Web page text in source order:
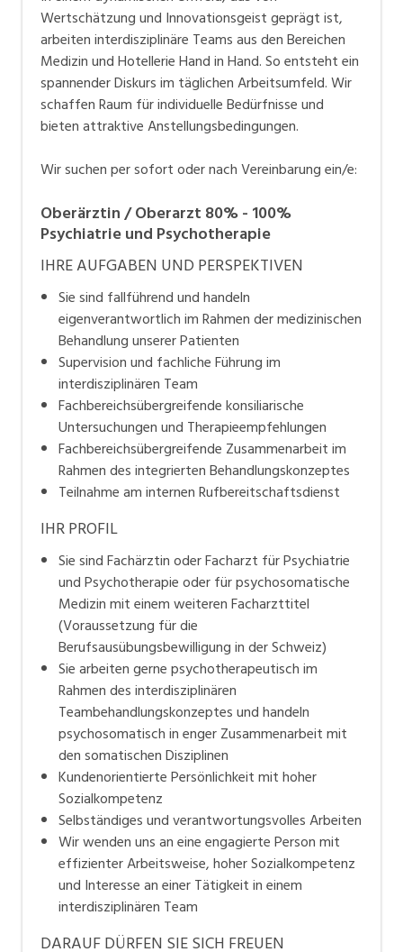
Verkauf, Handel, Kundenberatung,
Aussendienst
Sicherheit, Rettung, Polizei, Zoll
Wertschätzung und Innovationsgeist geprägt ist,
arbeiten interdisziplinäre Teams aus den Bereichen
Medizin und Hotellerie Hand in Hand. So entsteht ein
spannender Diskurs im täglichen Arbeitsumfeld. Wir
schaffen Raum für individuelle Bedürfnisse und
bieten attraktive Anstellungsbedingungen.
Wir suchen per sofort oder nach Vereinbarung ein/e:
Oberärztin / Oberarzt 80% - 100%
Psychiatrie und Psychotherapie
IHRE AUFGABEN UND PERSPEKTIVEN
Sie sind fallführend und handeln
eigenverantwortlich im Rahmen der medizinischen
Behandlung unserer Patienten
Supervision und fachliche Führung im
interdisziplinären Team
Fachbereichsübergreifende konsiliarische
Untersuchungen und Therapieempfehlungen
Fachbereichsübergreifende Zusammenarbeit im
Rahmen des integrierten Behandlungskonzeptes
Teilnahme am internen Rufbereitschaftsdienst
IHR PROFIL
Sie sind Fachärztin oder Facharzt für Psychiatrie
und Psychotherapie oder für psychosomatische
Medizin mit einem weiteren Facharzttitel
(Voraussetzung für die
Berufsausübungsbewilligung in der Schweiz)
Sie arbeiten gerne psychotherapeutisch im
Rahmen des interdisziplinären
Teambehandlungskonzeptes und handeln
psychosomatisch in enger Zusammenarbeit mit
den somatischen Disziplinen
Kundenorientierte Persönlichkeit mit hoher
Sozialkompetenz
Selbständiges und verantwortungsvolles Arbeiten
Wir wenden uns an eine engagierte Person mit
effizienter Arbeitsweise, hoher Sozialkompetenz
und Interesse an einer Tätigkeit in einem
interdisziplinären Team
DARAUF DÜRFEN SIE SICH FREUEN